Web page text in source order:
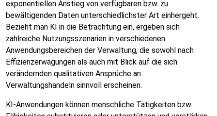
exponentiellen Anstieg von verfügbaren bzw. zu
bewältigenden Daten unterschiedlichster Art einhergeht.
Bezieht man KI in die Betrachtung ein, ergeben sich
zahlreiche Nutzungsszenarien in verschiedenen
Anwendungsbereichen der Verwaltung, die sowohl nach
Effizienzerwägungen als auch mit Blick auf die sich
verändernden qualitativen Ansprüche an
Verwaltungshandeln sinnvoll erscheinen.
KI-Anwendungen können menschliche Tätigkeiten bzw.